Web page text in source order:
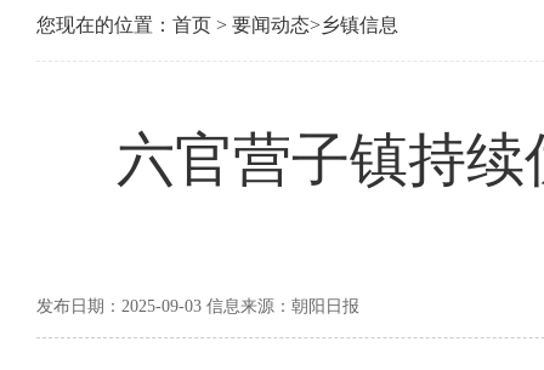
您现在的位置： 首页 > 要闻动态>乡镇信息
六官营子镇持
发布日期：2025-09-03 信息来源：朝阳日报